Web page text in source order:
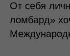
От себя
ломбард»